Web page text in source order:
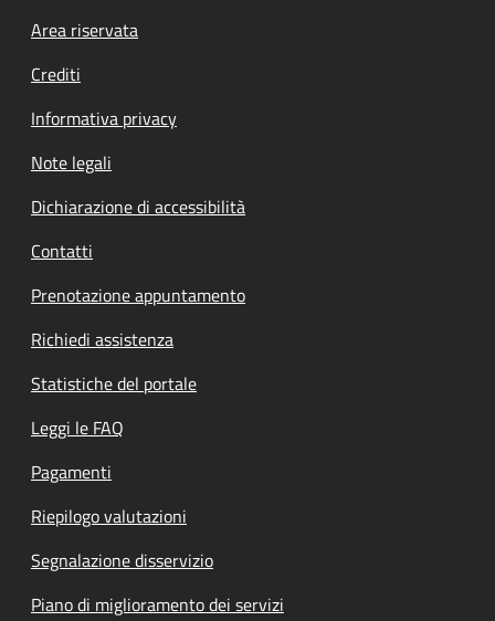
Footer menu
Area riservata
Crediti
Informativa privacy
Note legali
Dichiarazione di accessibilità
Contatti
Prenotazione appuntamento
Richiedi assistenza
Statistiche del portale
Leggi le FAQ
Pagamenti
Riepilogo valutazioni
Segnalazione disservizio
Piano di miglioramento dei servizi